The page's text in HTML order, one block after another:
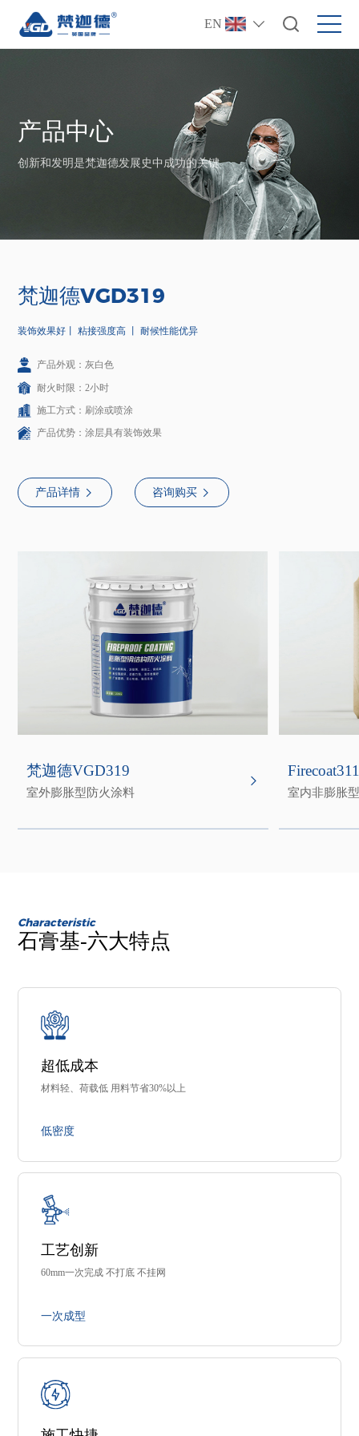
EN
产品中心
创新和发明是梵迦德发展史中成功的关键
梵迦德VGD319
装饰效果好丨 粘接强度高 丨 耐候性能优异
产品外观：灰白色
耐火时限：2小时
施工方式：刷涂或喷涂
产品优势：涂层具有装饰效果
产品详情 咨询购买
梵迦德VGD319
室外膨胀型防火涂料 室内非膨胀
Characteristic
石膏基-六大特点
超低成本
材料轻、荷载低 用料节省30%以上
低密度
工艺创新
60mm一次完成 不打底 不挂网
一次成型